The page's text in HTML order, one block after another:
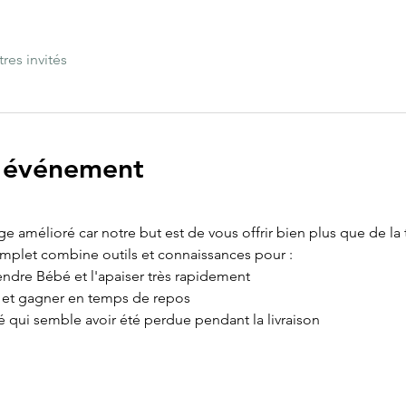
invités
amélioré car notre but est de vous offrir bien plus que de la
combine outils et connaissances pour :
Bébé et l'apaiser très rapidement
gagner en temps de repos
qui semble avoir été perdue pendant la livraison